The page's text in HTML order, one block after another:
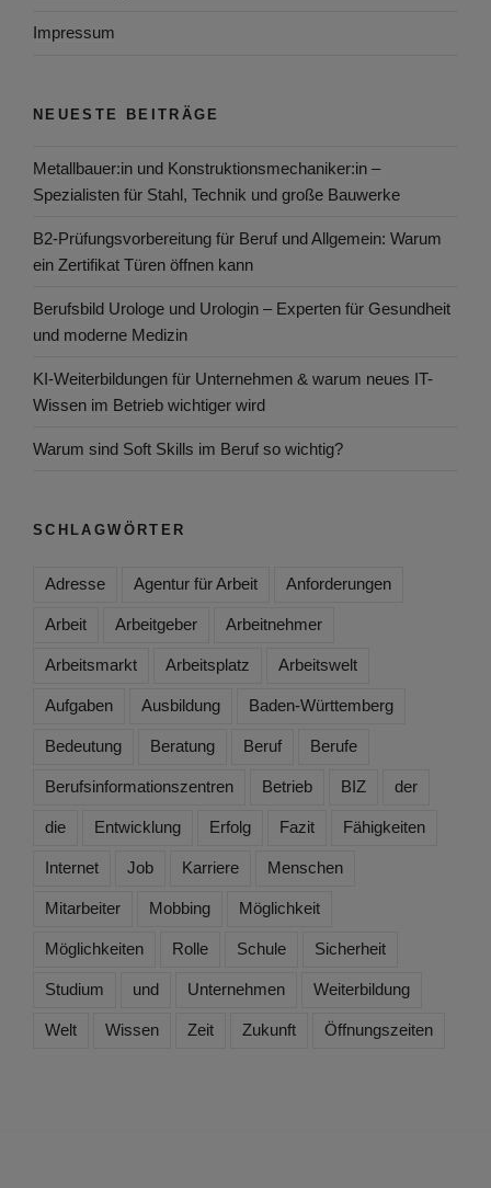
Impressum
NEUESTE BEITRÄGE
Metallbauer:in und Konstruktionsmechaniker:in –
Spezialisten für Stahl, Technik und große Bauwerke
B2-Prüfungsvorbereitung für Beruf und Allgemein: Warum
ein Zertifikat Türen öffnen kann
Berufsbild Urologe und Urologin – Experten für Gesundheit
und moderne Medizin
KI-Weiterbildungen für Unternehmen & warum neues IT-
Wissen im Betrieb wichtiger wird
Warum sind Soft Skills im Beruf so wichtig?
SCHLAGWÖRTER
Adresse Agentur für Arbeit Anforderungen
Arbeit Arbeitgeber Arbeitnehmer
Arbeitsmarkt Arbeitsplatz Arbeitswelt
Aufgaben Ausbildung Baden-Württemberg
Bedeutung Beratung Beruf Berufe
Berufsinformationszentren Betrieb BIZ der
die Entwicklung Erfolg Fazit Fähigkeiten
Internet Job Karriere Menschen
Mitarbeiter Mobbing Möglichkeit
Möglichkeiten Rolle Schule Sicherheit
Studium und Unternehmen Weiterbildung
Welt Wissen Zeit Zukunft Öffnungszeiten